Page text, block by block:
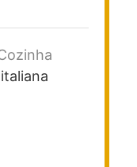
italiana